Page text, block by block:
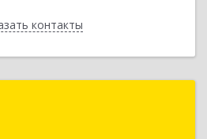
контакты
Назад